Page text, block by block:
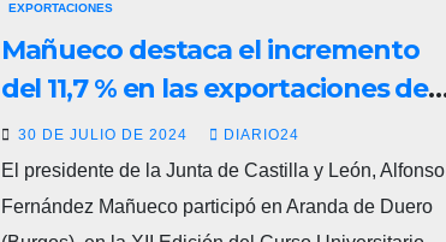
EXPORTACIONES
Mañueco destaca el incremento
del 11,7 % en las exportaciones de
Castilla y León, el tercero mayor de
España
30 DE JULIO DE 2024 DIARIO24
El presidente de la Junta de Castilla y León, Alfonso
Fernández Mañueco participó en Aranda de Duero